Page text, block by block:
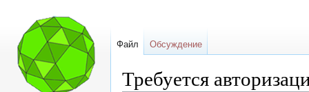
Требуется
Файл Обсуждение